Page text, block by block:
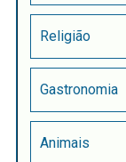
Religião
Gastronomia
Animais